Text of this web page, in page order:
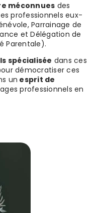
méconnues des
professionnels eux-
Parrainage de
et Délégation de
Parentale).
spécialisée dans ces
démocratiser ces
un esprit de
professionnels en